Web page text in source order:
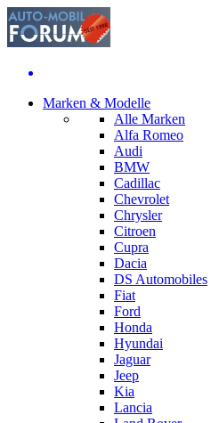
Marken & Modelle
Alle Marken
Alfa Romeo
Audi
BMW
Cadillac
Chevrolet
Chrysler
Citroen
Cupra
Dacia
DS Automobiles
Fiat
Ford
Honda
Hyundai
Jaguar
Jeep
Kia
Lancia